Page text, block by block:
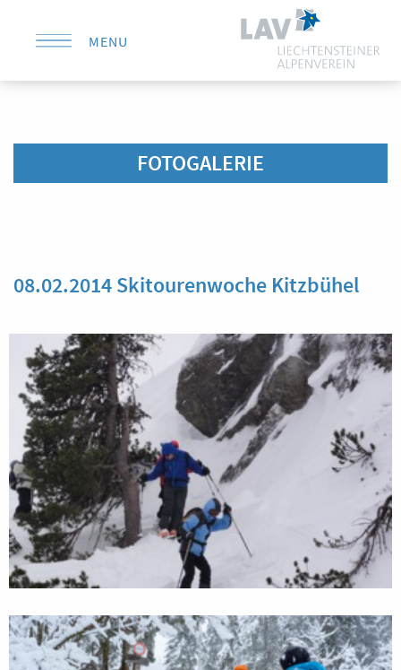
MENU
FOTOGALERIE
08.02.2014 Skitourenwoche Kitzbühel